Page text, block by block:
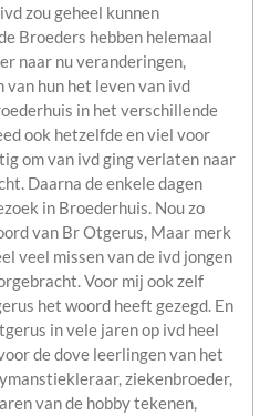
zou geheel kunnen
Broeders hebben helemaal
naar nu veranderingen,
van hun het leven van ivd
in het verschillende
ook hetzelfde en viel voor
om van ivd ging verlaten naar
Daarna de enkele dagen
in Broederhuis. Nou zo
van Br Otgerus, Maar merk
veel missen van de ivd jongen
Voor mij ook zelf
het woord heeft gezegd. En
in vele jaren op ivd heel
de dove leerlingen van het
ziekenbroeder,
van de hobby tekenen,